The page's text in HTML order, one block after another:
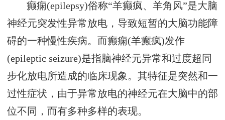
癫痫(epilepsy)俗称“羊癫疯、羊角风”是大脑
神经元突发性异常放电，导致短暂的大脑功能障
碍的一种慢性疾病。而癫痫(羊癫疯)发作
(epileptic seizure)是指脑神经元异常和过度超同
步化放电所造成的临床现象。其特征是突然和一
过性症状，由于异常放电的神经元在大脑中的部
位不同，而有多种多样的表现。